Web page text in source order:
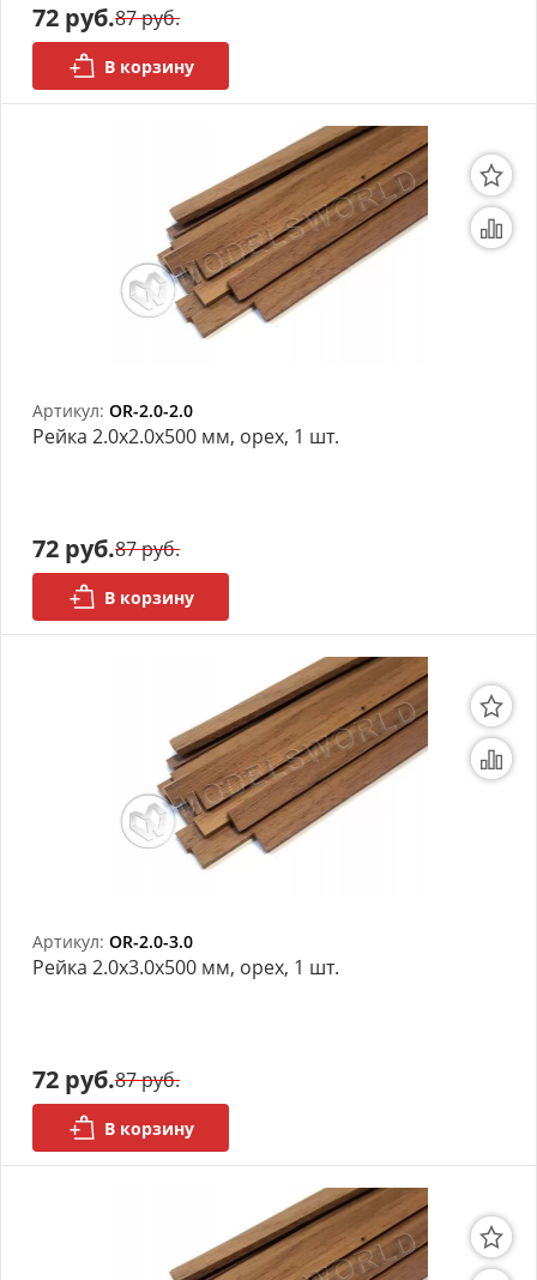
Детские товары
АРХИВ
72 руб.87 руб.
В корзину
Артикул: OR-2.0-2.0
Рейка 2.0х2.0x500 мм, орех, 1 шт.
72 руб.87 руб.
В корзину
Артикул: OR-2.0-3.0
Рейка 2.0х3.0x500 мм, орех, 1 шт.
72 руб.87 руб.
В корзину